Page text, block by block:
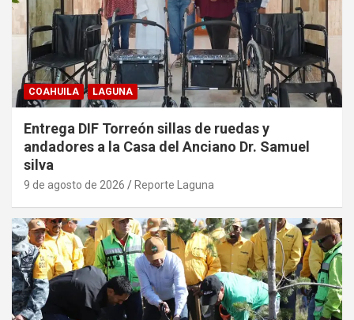
COAHUILA LAGUNA
Entrega DIF Torreón sillas de ruedas y
andadores a la Casa del Anciano Dr. Samuel
silva
9 de agosto de 2026 Reporte Laguna